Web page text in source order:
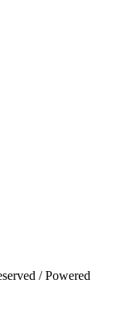
/Powered